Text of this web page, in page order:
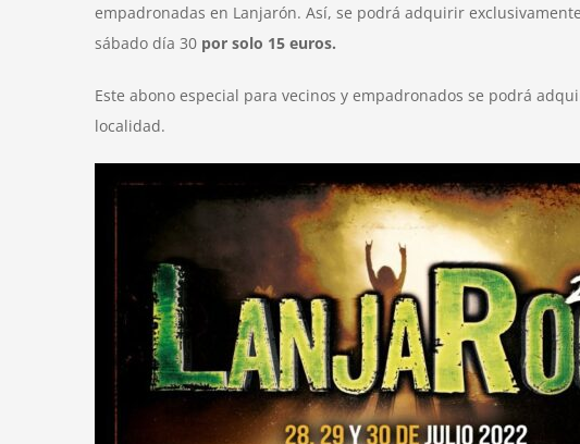
empadronadas en Lanjarón. Así, se podrá adquirir
sábado día 30 por solo 15 euros.
Este abono especial para vecinos y empadronados se podrá
localidad.